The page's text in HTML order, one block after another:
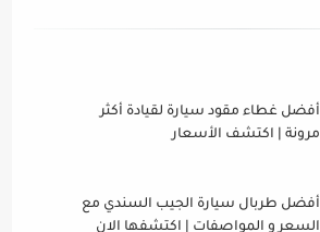
أفضل غطاء مقود سيارة لقيادة أكثر
مرونة | اكتشف الأسعار
أفضل طربال سيارة الجيب السندي مع
السعر و المواصفات | اكتشفها الان